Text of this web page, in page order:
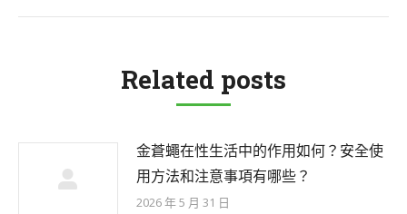
Related posts
金蒼蠅在性生活中的作用如何？安全使
用方法和注意事項有哪些？
2026 年 5 月 31 日